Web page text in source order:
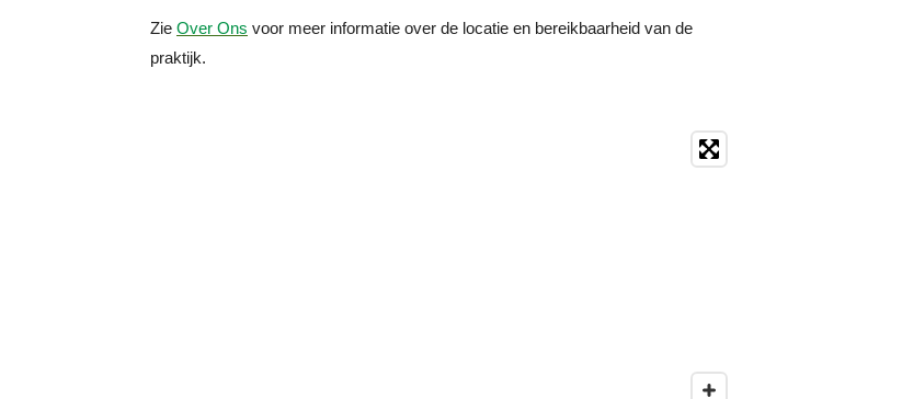
Zie Over Ons voor meer informatie over de locatie en bereikbaarheid van de
praktijk.